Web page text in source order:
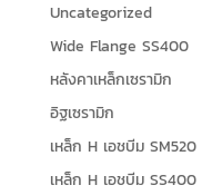
Uncategorized
Wide Flange SS400
หลังคาเหล็กเซรามิก
อิฐเซรามิก
เหล็ก H เอชบีม SM520
เหล็ก H เอชบีม SS400